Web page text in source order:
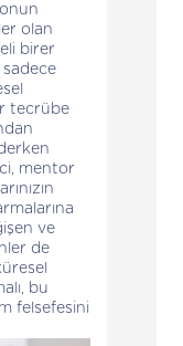
olan
birer
sadece
tecrübe
mentor
ve
de
bu
felsefesini